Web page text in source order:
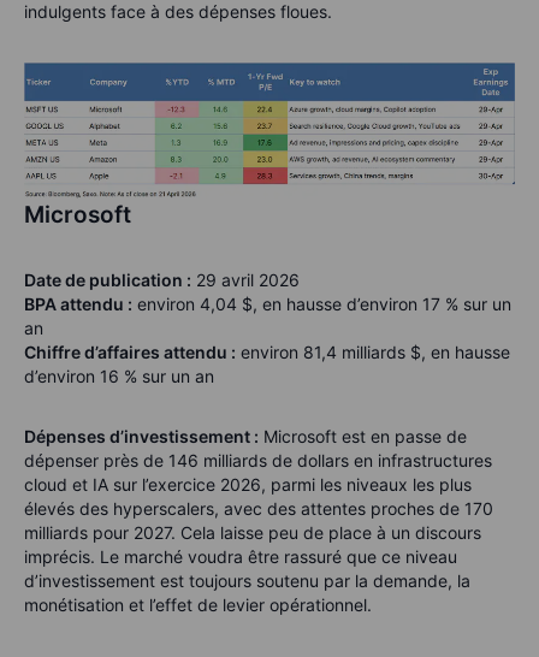
indulgents face à des dépenses floues.
Microsoft
Date de publication : 29 avril 2026
BPA attendu : environ 4,04 $, en hausse d’environ 17 % sur un
an
Chiffre d’affaires attendu : environ 81,4 milliards $, en hausse
d’environ 16 % sur un an
Dépenses d’investissement : Microsoft est en passe de
dépenser près de 146 milliards de dollars en infrastructures
cloud et IA sur l’exercice 2026, parmi les niveaux les plus
élevés des hyperscalers, avec des attentes proches de 170
milliards pour 2027. Cela laisse peu de place à un discours
imprécis. Le marché voudra être rassuré que ce niveau
d’investissement est toujours soutenu par la demande, la
monétisation et l’effet de levier opérationnel.